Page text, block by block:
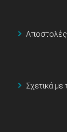
Σχετικά με